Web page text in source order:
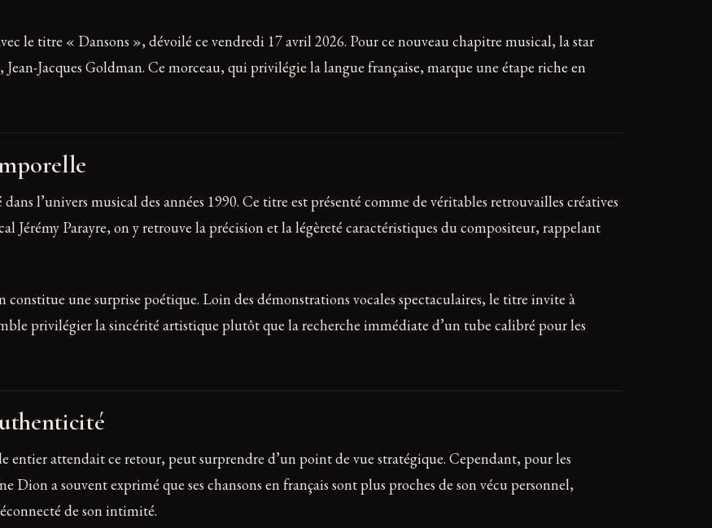
le titre « Dansons », dévoilé ce vendredi 17 avril 2026. Pour ce nouveau chapitre musical, la star
Jacques Goldman. Ce morceau, qui privilégie la langue française, marque une étape riche en
l’univers musical des années 1990. Ce titre est présenté comme de véritables retrouvailles créatives
Jérémy Parayre, on y retrouve la précision et la légèreté caractéristiques du compositeur, rappelant
une surprise poétique. Loin des démonstrations vocales spectaculaires, le titre invite à
privilégier la sincérité artistique plutôt que la recherche immédiate d’un tube calibré pour les
entier attendait ce retour, peut surprendre d’un point de vue stratégique. Cependant, pour les
a souvent exprimé que ses chansons en français sont plus proches de son vécu personnel,
de son intimité.